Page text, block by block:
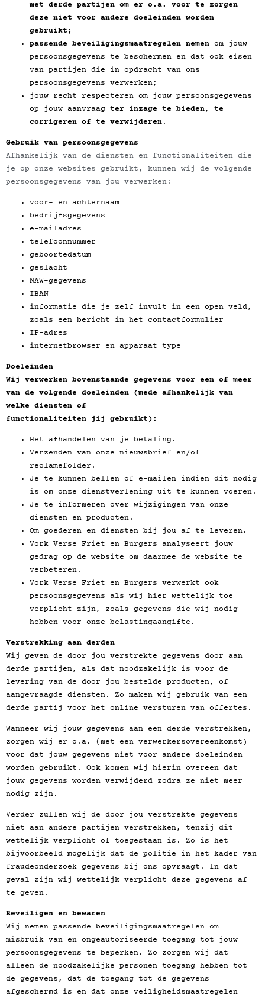
met derde partijen om er o.a. voor te zorgen
deze niet voor andere doeleinden worden
gebruikt;
passende beveiligingsmaatregelen nemen om jouw
persoonsgegevens te beschermen en dat ook eisen
van partijen die in opdracht van ons
persoonsgegevens verwerken;
jouw recht respecteren om jouw persoonsgegevens
op jouw aanvraag ter inzage te bieden, te
corrigeren of te verwijderen .
Gebruik van persoonsgegevens
Afhankelijk van de diensten en functionaliteiten die
je op onze websites gebruikt, kunnen wij de volgende
persoonsgegevens van jou verwerken:
voor- en achternaam
bedrijfsgegevens
e-mailadres
telefoonnummer
geboortedatum
geslacht
NAW-gegevens
IBAN
informatie die je zelf invult in een open veld,
zoals een bericht in het contactformulier
IP-adres
internetbrowser en apparaat type
Doeleinden
Wij verwerken bovenstaande gegevens voor een of meer
van de volgende doeleinden (mede afhankelijk van
welke diensten of
functionaliteiten jij gebruikt):
Het afhandelen van je betaling.
Verzenden van onze nieuwsbrief en/of
reclamefolder.
Je te kunnen bellen of e-mailen indien dit nodig
is om onze dienstverlening uit te kunnen voeren.
Je te informeren over wijzigingen van onze
diensten en producten.
Om goederen en diensten bij jou af te leveren.
Vork Verse Friet en Burgers analyseert jouw
gedrag op de website om daarmee de website te
verbeteren.
Vork Verse Friet en Burgers verwerkt ook
persoonsgegevens als wij hier wettelijk toe
verplicht zijn, zoals gegevens die wij nodig
hebben voor onze belastingaangifte.
Verstrekking aan derden
Wij geven de door jou verstrekte gegevens door aan
derde partijen, als dat noodzakelijk is voor de
levering van de door jou bestelde producten, of
aangevraagde diensten. Zo maken wij gebruik van een
derde partij voor het online versturen van offertes.
Wanneer wij jouw gegevens aan een derde verstrekken,
zorgen wij er o.a. (met een verwerkersovereenkomst)
voor dat jouw gegevens niet voor andere doeleinden
worden gebruikt. Ook komen wij hierin overeen dat
jouw gegevens worden verwijderd zodra ze niet meer
nodig zijn.
Verder zullen wij de door jou verstrekte gegevens
niet aan andere partijen verstrekken, tenzij dit
wettelijk verplicht of toegestaan is. Zo is het
bijvoorbeeld mogelijk dat de politie in het kader van
fraudeonderzoek gegevens bij ons opvraagt. In dat
geval zijn wij wettelijk verplicht deze gegevens af
te geven.
Beveiligen en bewaren
Wij nemen passende beveiligingsmaatregelen om
misbruik van en ongeautoriseerde toegang tot jouw
persoonsgegevens te beperken. Zo zorgen wij dat
alleen de noodzakelijke personen toegang hebben tot
de gegevens, dat de toegang tot de gegevens
afgeschermd is en dat onze veiligheidsmaatregelen